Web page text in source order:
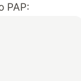
PAP: